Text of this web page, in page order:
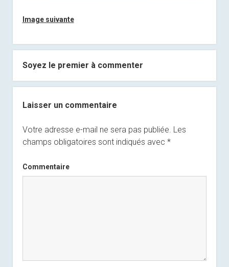
Image suivante
Soyez le premier à commenter
Laisser un commentaire
Votre adresse e-mail ne sera pas publiée. Les
champs obligatoires sont indiqués avec *
Commentaire